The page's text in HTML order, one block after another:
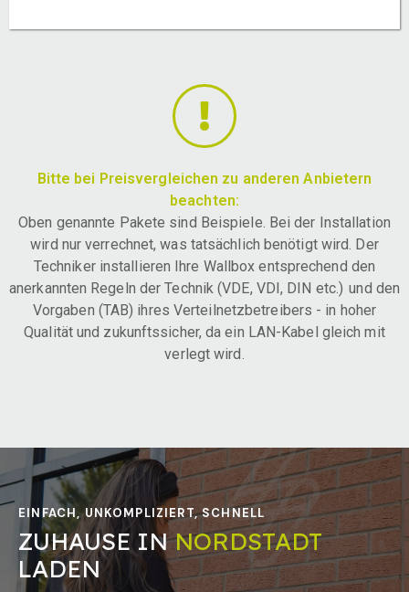
Bitte bei Preisvergleichen zu anderen Anbietern
beachten:
Oben genannte Pakete sind Beispiele. Bei der Installation
wird nur verrechnet, was tatsächlich benötigt wird. Der
Techniker installieren Ihre Wallbox entsprechend den
anerkannten Regeln der Technik (VDE, VDI, DIN etc.) und den
Vorgaben (TAB) ihres Verteilnetzbetreibers - in hoher
Qualität und zukunftssicher, da ein LAN-Kabel gleich mit
verlegt wird.
EINFACH, UNKOMPLIZIERT, SCHNELL
ZUHAUSE INNORDSTADT
LADEN